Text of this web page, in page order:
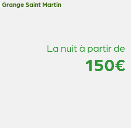
Saint Martin
La nuit à partir de
150€